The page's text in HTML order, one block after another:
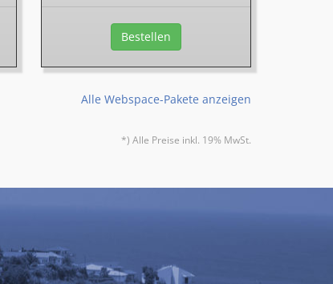
Bestellen
Alle Webspace-Pakete anzeigen
*) Alle Preise inkl. 19% MwSt.